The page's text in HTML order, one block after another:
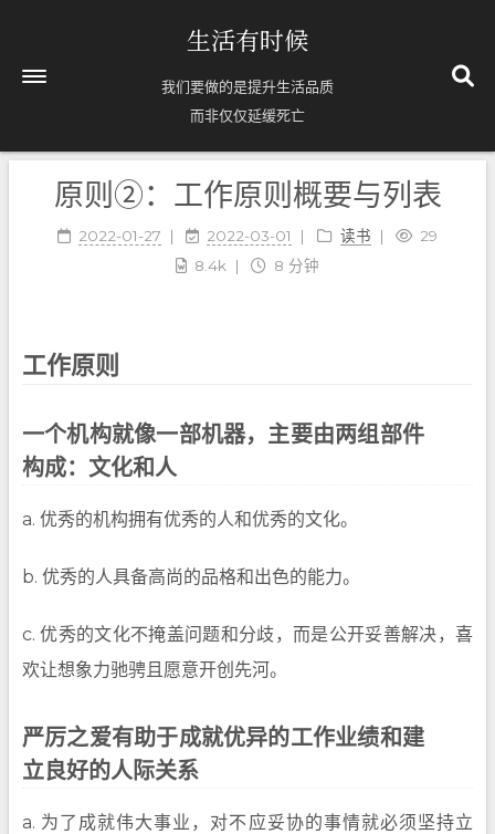
生活有时候
我们要做的是提升生活品质
而非仅仅延缓死亡
首页
关于
分类
原则②：工作原则概要与列表
2022-01-27 2022-03-01 读书
29
8.4k
8 分钟
工作原则
一个机构就像一部机器，主要由两组部件
构成：文化和人
a. 优秀的机构拥有优秀的人和优秀的文化。
b. 优秀的人具备高尚的品格和出色的能力。
c. 优秀的文化不掩盖问题和分歧，而是公开妥善解决，喜
欢让想象力驰骋且愿意开创先河。
严厉之爱有助于成就优异的工作业绩和建
立良好的人际关系
a. 为了成就伟大事业，对不应妥协的事情就必须坚持立